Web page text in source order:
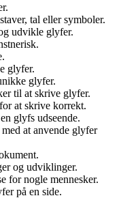
tal eller symboler.
udvikle glyfer.
glyfer.
glyfer.
til at skrive glyfer.
at skrive korrekt.
glyfs udseende.
at anvende glyfer
og udviklinger.
for nogle mennesker.
på en side.